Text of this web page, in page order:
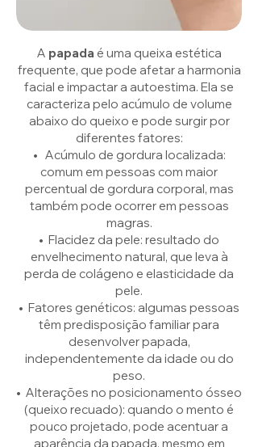
A papada é uma queixa estética
frequente, que pode afetar a harmonia
facial e impactar a autoestima. Ela se
caracteriza pelo acúmulo de volume
abaixo do queixo e pode surgir por
diferentes fatores:
• Acúmulo de gordura localizada:
comum em pessoas com maior
percentual de gordura corporal, mas
também pode ocorrer em pessoas
magras.
• Flacidez da pele: resultado do
envelhecimento natural, que leva à
perda de colágeno e elasticidade da
pele.
• Fatores genéticos: algumas pessoas
têm predisposição familiar para
desenvolver papada,
independentemente da idade ou do
peso.
• Alterações no posicionamento ósseo
(queixo recuado): quando o mento é
pouco projetado, pode acentuar a
aparência da papada, mesmo em